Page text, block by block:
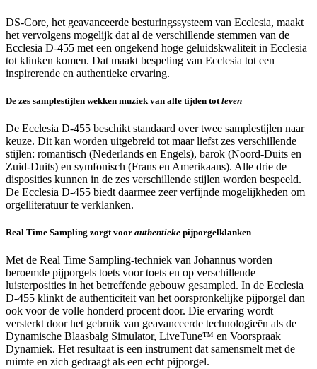
DS-Core, het geavanceerde besturingssysteem van Ecclesia, maakt
het vervolgens mogelijk dat al de verschillende stemmen van de
Ecclesia D-455 met een ongekend hoge geluidskwaliteit in Ecclesia
tot klinken komen. Dat maakt bespeling van Ecclesia tot een
inspirerende en authentieke ervaring.
De zes samplestijlen wekken muziek van alle tijden tot leven
De Ecclesia D-455 beschikt standaard over twee samplestijlen naar
keuze. Dit kan worden uitgebreid tot maar liefst zes verschillende
stijlen: romantisch (Nederlands en Engels), barok (Noord-Duits en
Zuid-Duits) en symfonisch (Frans en Amerikaans). Alle drie de
disposities kunnen in de zes verschillende stijlen worden bespeeld.
De Ecclesia D-455 biedt daarmee zeer verfijnde mogelijkheden om
orgelliteratuur te verklanken.
Real Time Sampling zorgt voor authentieke pijporgelklanken
Met de Real Time Sampling-techniek van Johannus worden
beroemde pijporgels toets voor toets en op verschillende
luisterposities in het betreffende gebouw gesampled. In de Ecclesia
D-455 klinkt de authenticiteit van het oorspronkelijke pijporgel dan
ook voor de volle honderd procent door. Die ervaring wordt
versterkt door het gebruik van geavanceerde technologieën als de
Dynamische Blaasbalg Simulator, LiveTune™ en Voorspraak
Dynamiek. Het resultaat is een instrument dat samensmelt met de
ruimte en zich gedraagt als een echt pijporgel.